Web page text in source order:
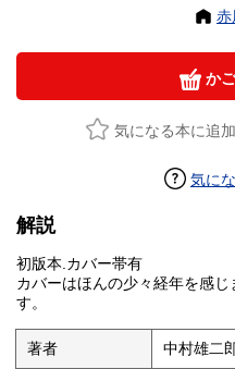
赤
か
気になる本に追
気に
解説
初版本.カバー帯有
カバーはほんの少々経年を感
す。
著者 中村雄二